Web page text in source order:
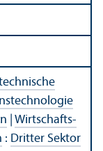
Wirtschafts-
: Dritter Sektor